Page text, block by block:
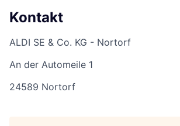
Kontakt
ALDI SE & Co. KG - Nortorf
An der Automeile 1
24589 Nortorf